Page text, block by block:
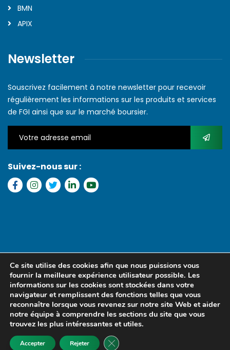
BMN
APIX
Newsletter
Souscrivez facilement à notre newsletter pour recevoir
régulièrement les informations sur les produits et services
de FGI ainsi que sur le marché boursier.
Suivez-nous sur :
MEDIA SENEGAL
Ce site utilise des cookies afin que nous puissions vous
fournir la meilleure expérience utilisateur possible. Les
informations sur les cookies sont stockées dans votre
navigateur et remplissent des fonctions telles que vous
reconnaître lorsque vous revenez sur notre site Web et aider
notre équipe à comprendre les sections du site que vous
trouvez les plus intéressantes et utiles.
Accepter Rejeter Fermer la bannière des cookies